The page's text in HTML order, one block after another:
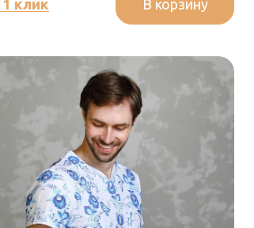
клик В корзину